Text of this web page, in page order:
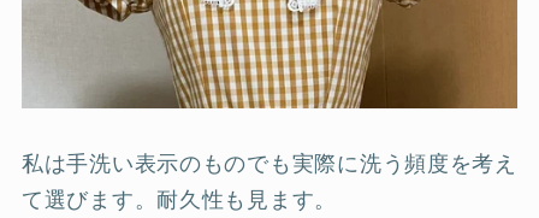
私は手洗い表示のものでも実際に洗う頻度を考え
て選びます。耐久性も見ます。